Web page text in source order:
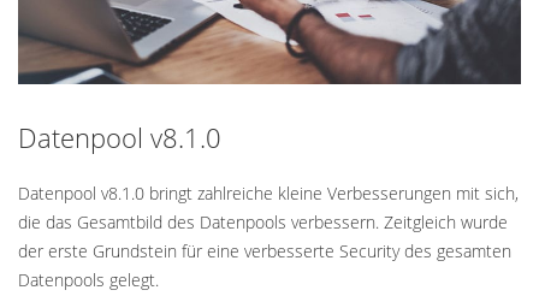
Datenpool v8.1.0
Datenpool v8.1.0 bringt zahlreiche kleine Verbesserungen mit sich,
die das Gesamtbild des Datenpools verbessern. Zeitgleich wurde
der erste Grundstein für eine verbesserte Security des gesamten
Datenpools gelegt.